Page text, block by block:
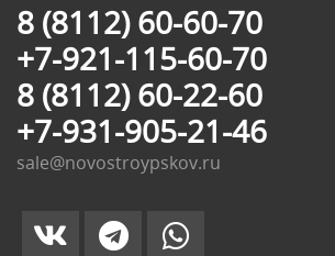
8 (8112) 60-60-70
+7-921-115-60-70
8 (8112) 60-22-60
+7-931-905-21-46
sale@novostroypskov.ru